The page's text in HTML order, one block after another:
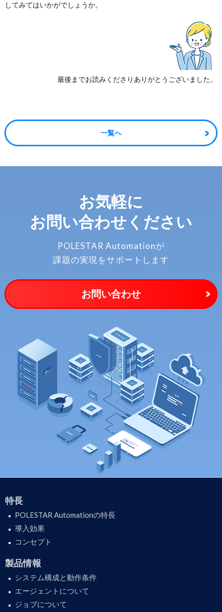
してみてはいかがでしょうか。
最後までお読みくださりありがとうございました。
一覧へ
お気軽に
お問い合わせください
POLESTAR Automationが
課題の実現をサポートします
お問い合わせ
特長
POLESTAR Automationの特長
導入効果
コンセプト
製品情報
システム構成と動作条件
エージェントについて
ジョブについて